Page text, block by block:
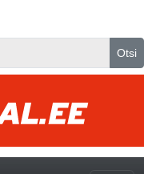
Otsi